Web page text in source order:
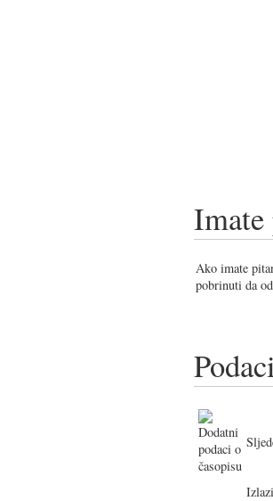
Imate
Ako imate
pobrinuti da